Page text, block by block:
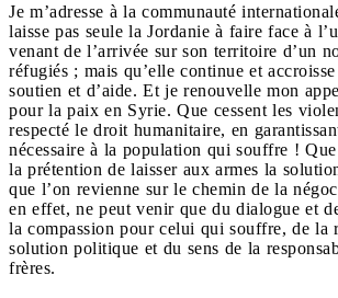
Je m’adresse à la communauté
laisse pas seule la Jordanie à faire face à
venant de l’arrivée sur son territoire d’un
réfugiés ; mais qu’elle continue et
soutien et d’aide. Et je renouvelle mon
pour la paix en Syrie. Que cessent les
respecté le droit humanitaire, en
nécessaire à la population qui souffre !
la prétention de laisser aux armes la
que l’on revienne sur le chemin de la
en effet, ne peut venir que du dialogue et
la compassion pour celui qui souffre, de la
solution politique et du sens de la
frères.